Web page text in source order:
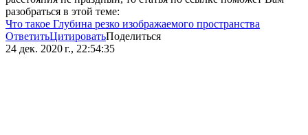
разобраться в этой теме:
Что такое Глубина резко изображаемого пространства
ОтветитьЦитироватьПоделиться
24 дек. 2020 г., 22:54:35